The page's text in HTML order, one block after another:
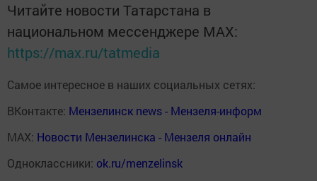
Читайте новости Татарстана в
национальном мессенджере MАХ:
https://max.ru/tatmedia
Самое интересное в наших социальных сетях:
ВКонтакте: Мензелинск news - Мензеля-информ
MAX: Новости Мензелинска - Мензеля онлайн
Одноклассники: ok.ru/menzelinsk